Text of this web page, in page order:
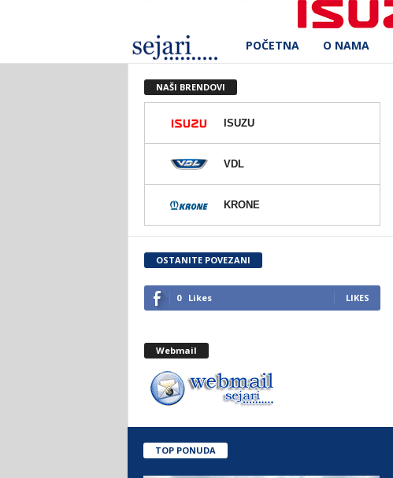
e
r
d
.
o
.
POČETNA O NAMA
NAŠI BRENDOVI
ISUZU
VDL
KRONE
OSTANITE POVEZANI
0 Likes LIKES
Webmail
TOP PONUDA